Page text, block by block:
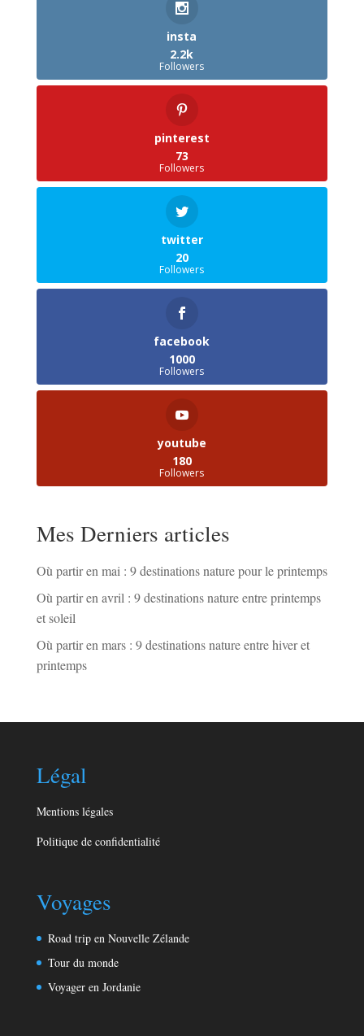
insta
2.2k
Followers
pinterest
73
Followers
twitter
20
Followers
facebook
1000
Followers
youtube
180
Followers
Mes Derniers articles
Où partir en mai : 9 destinations nature pour le printemps
Où partir en avril : 9 destinations nature entre printemps
et soleil
Où partir en mars : 9 destinations nature entre hiver et
printemps
Légal
Mentions légales
Politique de confidentialité
Voyages
Road trip en Nouvelle Zélande
Tour du monde
Voyager en Jordanie